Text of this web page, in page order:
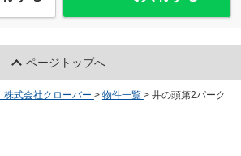
ページトップへ
式会社クローバー > 物件一覧 > 井の頭第2パーク